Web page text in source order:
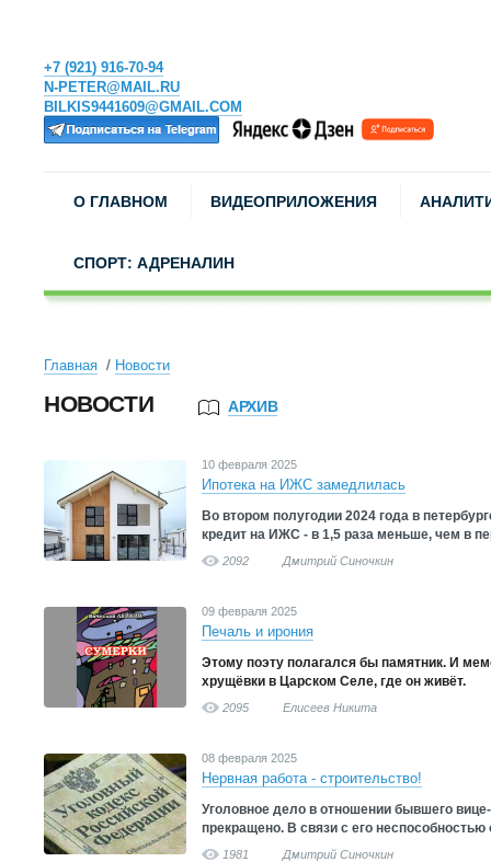
+7 (921) 916-70-94
N-PETER@MAIL.RU
BILKIS9441609@GMAIL.COM
О ГЛАВНОМ ВИДЕОПРИЛОЖЕНИЯ
СПОРТ: АДРЕНАЛИН
Главная Новости
НОВОСТИ АРХИВ
10 февраля 2025
Ипотека на ИЖС замедлилась
Во втором полугодии 2024 года в
кредит на ИЖС - в 1,5 раза меньше, чем в
2092 Дмитрий Синочкин
09 февраля 2025
Печаль и ирония
Этому поэту полагался бы памятник. И
хрущёвки в Царском Селе, где он живёт.
2095 Елисеев Никита
08 февраля 2025
Нервная работа - строительство!
Уголовное дело в отношении бывшего
прекращено. В связи с его неспособностью
1981 Дмитрий Синочкин